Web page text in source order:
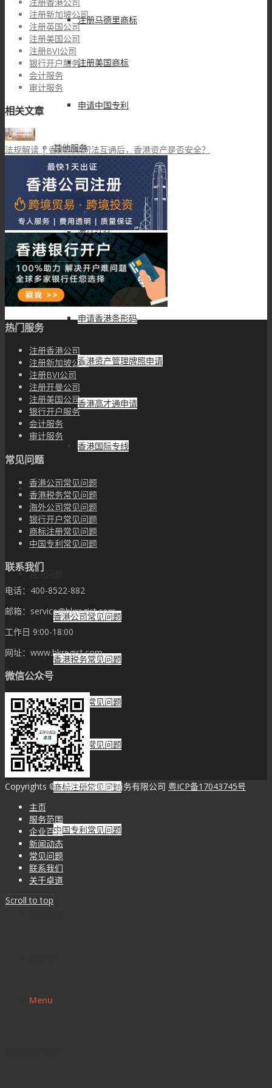
注册马德里商标
注册美国商标
申请中国专利
其他服务
香港律师公证
海牙认证
香港强积金办理
申请香港条形码
香港资产管理牌照申请
香港高才通申请
香港国际专线
企业百科
新闻动态
常见问题
香港公司常见问题
香港税务常见问题
海外公司常见问题
银行开户常见问题
商标注册常见问题
中国专利常见问题
联系我们
Menu
注册新加坡公司
注册英国公司
注册美国公司
注册BVI公司
银行开户服务
会计服务
审计服务
相关文章
法规解读 | 香港内地司法互通后，香港资产是否安全？
热门服务
注册香港公司
注册新加坡公司
注册BVI公司
注册开曼公司
注册美国公司
银行开户服务
会计服务
审计服务
常见问题
香港公司常见问题
香港税务常见问题
海外公司常见问题
银行开户常见问题
商标注册常见问题
中国专利常见问题
联系我们
电话：400-8522-882
邮箱：service@hkregist.com
工作日 9:00-18:00
网址：www.hkregist.com
微信公众号
Copyrights © 2023 卓道国际商务有限公司 粤ICP备17043745号
主页
服务范围
企业百科
新闻动态
常见问题
联系我们
关于卓道
Scroll to top